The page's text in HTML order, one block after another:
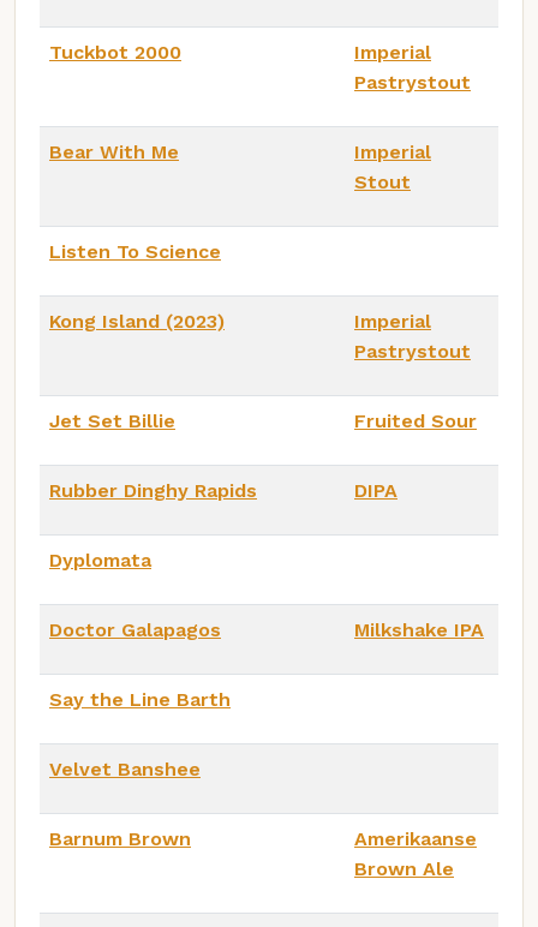
Tuckbot 2000
Imperial
Pastrystout
Bear With Me
Imperial
Stout
Listen To Science
Kong Island (2023)
Imperial
Pastrystout
Jet Set Billie Fruited Sour
Rubber Dinghy Rapids DIPA
Dyplomata
Doctor Galapagos Milkshake IPA
Say the Line Barth
Velvet Banshee
Barnum Brown
Amerikaanse
Brown Ale